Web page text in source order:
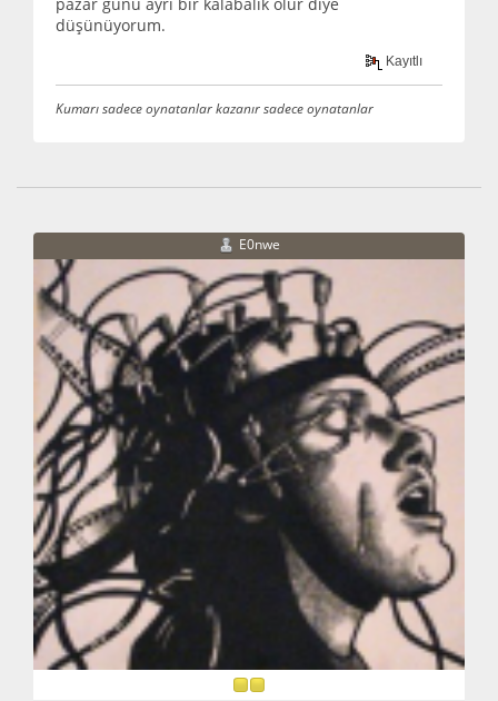
düşünüyorum.
Kayıtlı
Kumarı sadece oynatanlar kazanır sadece oynatanlar
E0nwe